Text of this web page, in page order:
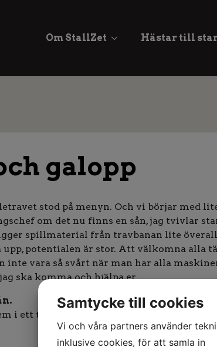
Om StallZet Hästar till
galopp
stod på menyn. Och vi börjar med
om det nu finns en sån, jag tvivlar
spillmaterial från travbanan lite
upp, potentialen är stor. Att välkomna alla
vara så svårt när man har alla
ska komma och hjälpa er…
i ett tidigt skede så att det inte blir värre)
Samtycke till cookies
Vi och våra partners använder
inklusive cookies, för att samla in